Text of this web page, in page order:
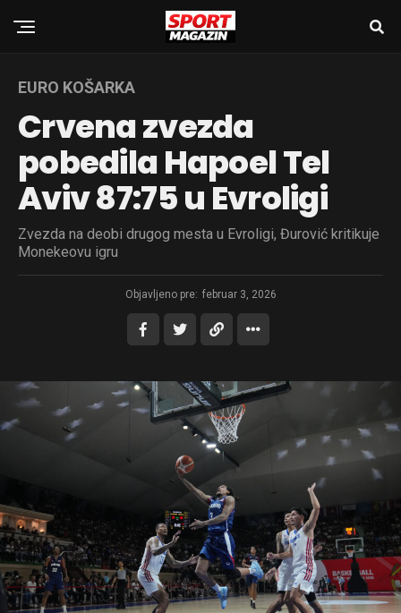
EURO KOŠARKA
Crvena zvezda
pobedila Hapoel Tel
Aviv 87:75 u Evroligi
Zvezda na deobi drugog mesta u Evroligi, Đurović kritikuje
Monekeovu igru
Objavljeno pre: februar 3, 2026